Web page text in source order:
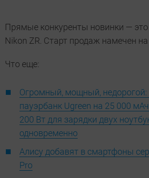
Прямые конкуренты новинки — это
Nikon ZR. Старт продаж намечен
Что еще:
Огромный, мощный,
пауэрбанк Ugreen на 25 000
200 Вт для зарядки двух
одновременно
Алису добавят в смартфоны
Pro